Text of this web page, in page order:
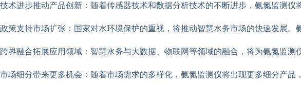
技术进步推动产品创新：随着传感器技术和数据分析技术的不断进步，氨氮监测仪
政策支持市场扩张：国家对水环境保护的重视，将推动智慧水务市场的快速发展。
跨界融合拓展应用领域：智慧水务与大数据、物联网等领域的融合，将为氨氮监测
市场细分带来更多机会：随着市场需求的多样化，氨氮监测仪将出现更多细分产品